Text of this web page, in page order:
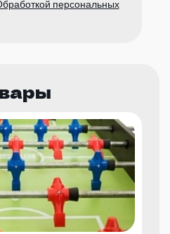
персональных